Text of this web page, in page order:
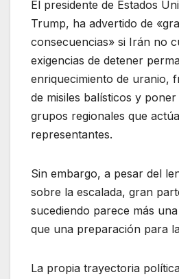
El presidente de Estados
Trump, ha advertido de
consecuencias» si Irán no
exigencias de detener
enriquecimiento de uranio,
de misiles balísticos y
grupos regionales que
representantes.
Sin embargo, a pesar del
sobre la escalada, gran
sucediendo parece más
que una preparación para
La propia trayectoria